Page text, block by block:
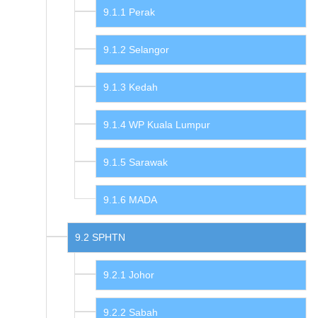
Perak
Selangor
Kedah
WP Kuala Lumpur
Sarawak
MADA
SPHTN
Johor
Sabah